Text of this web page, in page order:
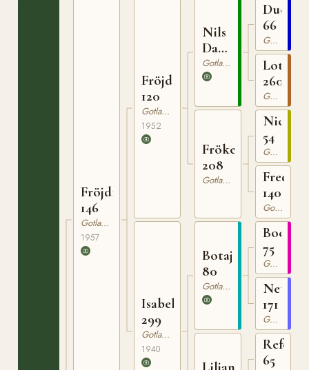
Fröjdis
146
Gotlandsruss
1957
Fröjd
120
Gotlandsruss
1952
Isabella
299
Gotlandsruss
1940
Nils
Dacke
94 Gotlandsruss
Fröken
208
Gotlandsruss
Botajr
80
Gotlandsruss
Liljan
Ducke
66
Gotlandsruss
Lotta
260
Gotlandsruss
Nicke
54
Gotlandsruss
140
Gotlandsruss
Bocack
75
Gotlandsruss
Netta
171
Gotlandsruss
Reform
65